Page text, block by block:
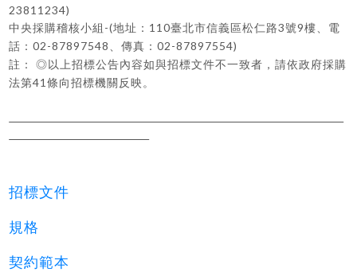
23811234)
中央採購稽核小組 -(地址： 110臺北市信義區松仁路3號9樓、電
話：02-87897548 、傳真：02-87897554)
註： ◎ 以上招標公告內容如與招標文件不一致者，請依政府採購
法第41條向招標機關反映。
招標文件
規格
契約範本